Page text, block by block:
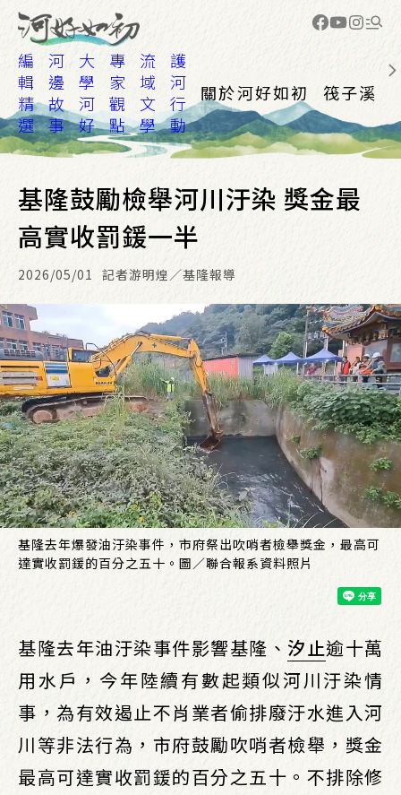
編
輯
精
選
河
邊
故
事
大
學
河
好
專
家
觀
點
流
域
文
學
護
河
行
動
關於河好如初 筏子溪
基隆鼓勵檢舉河川汙染 獎金最
高實收罰鍰一半
2026/05/01 記者游明煌／基隆報導
基隆去年爆發油汙染事件，市府祭出吹哨者檢舉獎金，最高可
達實收罰鍰的百分之五十。圖／聯合報系資料照片
基隆去年油汙染事件影響基隆、 汐止逾十萬
用水戶，今年陸續有數起類似河川汙染情
事，為有效遏止不肖業者偷排廢汙水進入河
川等非法行為，市府鼓勵吹哨者檢舉，獎金
最高可達實收罰鍰的百分之五十。不排除修